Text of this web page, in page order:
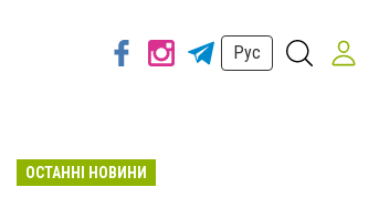
Рус
ОСТАННІ НОВИНИ